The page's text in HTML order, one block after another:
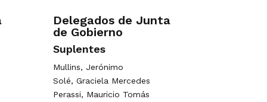
Delegados de Junta
de Gobierno
Suplentes
Mullins, Jerónimo
Solé, Graciela Mercedes
Perassi, Mauricio Tomás